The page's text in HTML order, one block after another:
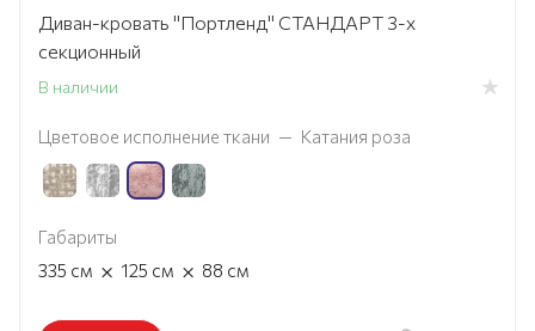
Диван-кровать "Портленд" СТАНДАРТ 3-х
секционный
В наличии
Цветовое исполнение ткани — Катания роза
Габариты
335 см × 125 см × 88 см